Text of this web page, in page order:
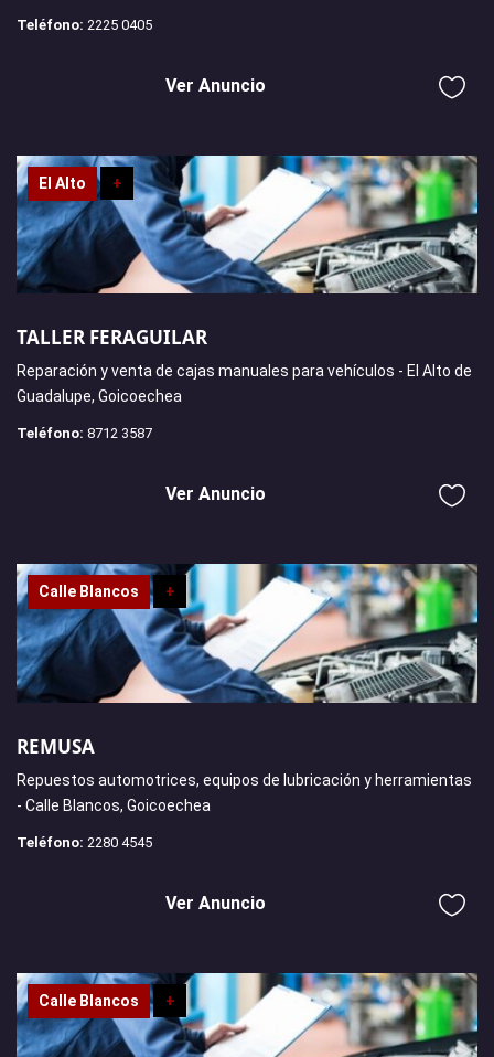
Teléfono: 2225 0405
Ver Anuncio
El Alto +
TALLER FERAGUILAR
Reparación y venta de cajas manuales para vehículos - El Alto de
Guadalupe, Goicoechea
Teléfono: 8712 3587
Ver Anuncio
Calle Blancos +
REMUSA
Repuestos automotrices, equipos de lubricación y herramientas
- Calle Blancos, Goicoechea
Teléfono: 2280 4545
Ver Anuncio
Calle Blancos +